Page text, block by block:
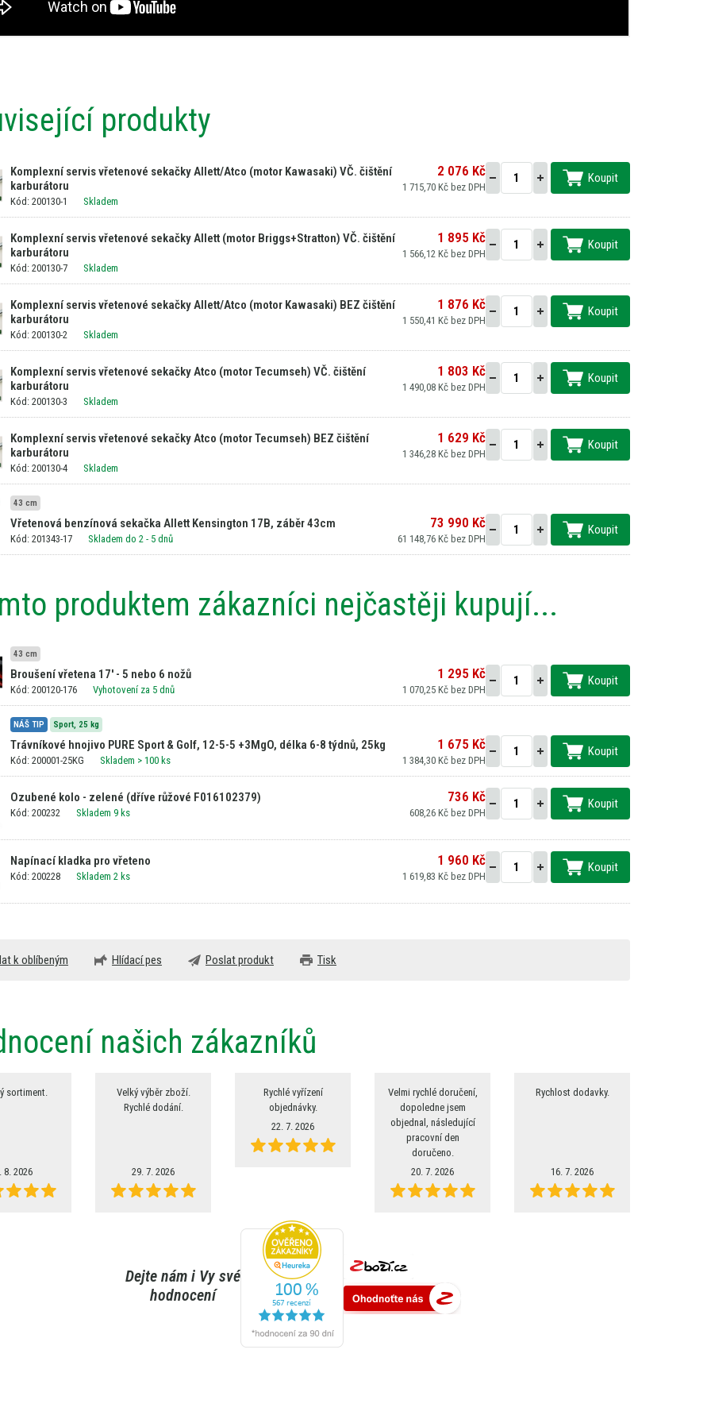
produkty
Komplexní servis vřetenové sekačky Allett/Atco (motor Kawasaki) VČ. čištění
karburátoru
Kód: 200130-1 Skladem
2 076 Kč
1 715,70 Kč bez DPH
Koupit
Komplexní servis vřetenové sekačky Allett (motor Briggs+Stratton) VČ. čištění
karburátoru
Kód: 200130-7 Skladem
1 895 Kč
1 566,12 Kč bez DPH
Koupit
Komplexní servis vřetenové sekačky Allett/Atco (motor Kawasaki) BEZ čištění
karburátoru
Kód: 200130-2 Skladem
1 876 Kč
1 550,41 Kč bez DPH
Koupit
Komplexní servis vřetenové sekačky Atco (motor Tecumseh) VČ. čištění
karburátoru
Kód: 200130-3 Skladem
1 803 Kč
1 490,08 Kč bez DPH
Koupit
Komplexní servis vřetenové sekačky Atco (motor Tecumseh) BEZ čištění
karburátoru
Kód: 200130-4 Skladem
1 629 Kč
1 346,28 Kč bez DPH
Koupit
43 cm
Vřetenová benzínová sekačka Allett Kensington 17B, záběr 43cm
Kód: 201343-17 Skladem do 2 - 5 dnů
73 990 Kč
61 148,76 Kč bez DPH
Koupit
produktem zákazníci nejčastěji kupují...
43 cm
Broušení vřetena 17' - 5 nebo 6 nožů
Kód: 200120-176 Vyhotovení za 5 dnů
1 295 Kč
1 070,25 Kč bez DPH
Koupit
NÁŠ TIP Sport, 25 kg
Trávníkové hnojivo PURE Sport & Golf, 12-5-5 +3MgO, délka 6-8 týdnů, 25kg
Kód: 200001-25KG Skladem > 100 ks
1 675 Kč
1 384,30 Kč bez DPH
Koupit
Ozubené kolo - zelené (dříve růžové F016102379)
Kód: 200232 Skladem 9 ks
736 Kč
608,26 Kč bez DPH
Koupit
Napínací kladka pro vřeteno
Kód: 200228 Skladem 2 ks
1 960 Kč
1 619,83 Kč bez DPH
Koupit
k oblíbeným Hlídací pes Poslat produkt Tisk
našich zákazníků
sortiment.
8. 2026
Velký výběr zboží.
Rychlé dodání.
29. 7. 2026
Rychlé vyřízení
objednávky.
22. 7. 2026
Velmi rychlé doručení,
dopoledne jsem
objednal, následující
pracovní den
doručeno.
20. 7. 2026
Rychlost dodavky.
16. 7. 2026
Dejte nám i Vy své
hodnocení